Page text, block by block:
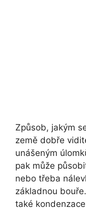
Způsob, jakým
země dobře
unášeným
pak může
nebo třeba
základnou
také